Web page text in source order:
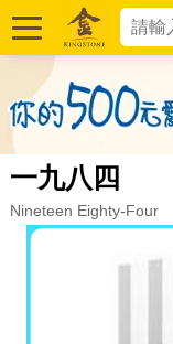
一九八四
Nineteen Eighty-Four